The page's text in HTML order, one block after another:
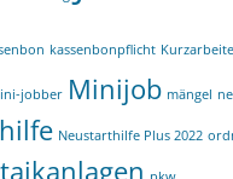
kassenbonpflicht
jobber Minijob mängel
Neustarthilfe Plus 2022